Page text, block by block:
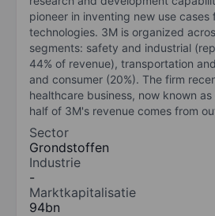
pioneer in inventing new use
technologies. 3M is organized
segments: safety and industrial
44% of revenue), transportation
and consumer (20%). The firm
healthcare business, now known
half of 3M's revenue comes from
Sector
Grondstoffen
Industrie
-
Marktkapitalisatie
94bn